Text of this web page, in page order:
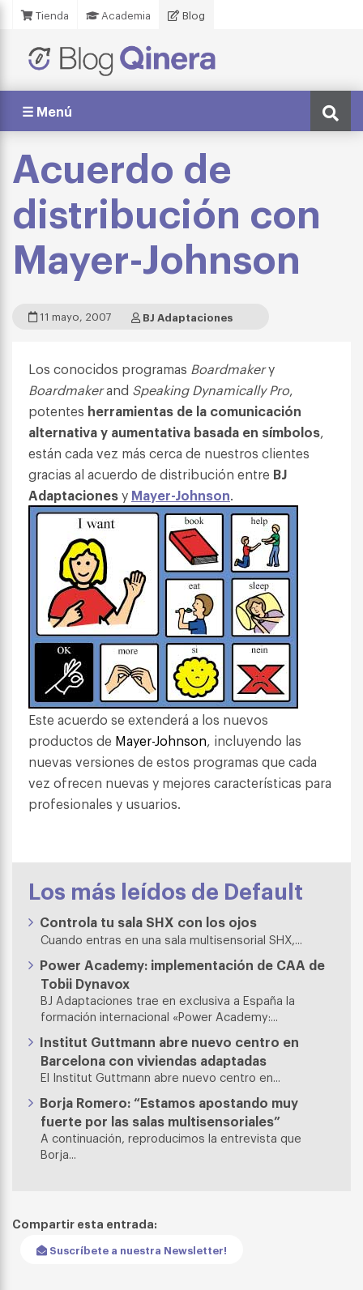
Tienda Academia Blog
☰ Menú
Acuerdo de
distribución con
Mayer-Johnson
11 mayo, 2007 BJ Adaptaciones
Los conocidos programas Boardmakery
Boardmakerand Speaking Dynamically Pro,
potentes herramientas de la comunicación
alternativa y aumentativa basada en símbolos,
están cada vez más cerca de nuestros clientes
gracias al acuerdo de distribución entre BJ
Adaptacionesy Mayer-Johnson.
Este acuerdo se extenderá a los nuevos
productos de Mayer-Johnson, incluyendo las
nuevas versiones de estos programas que cada
vez ofrecen nuevas y mejores características para
profesionales y usuarios.
Los más leídos de Default
Controla tu sala SHX con los ojos
Cuando entras en una sala multisensorial SHX,...
Power Academy: implementación de CAA de
Tobii Dynavox
BJ Adaptaciones trae en exclusiva a España la
formación internacional «Power Academy:...
Institut Guttmann abre nuevo centro en
Barcelona con viviendas adaptadas
El Institut Guttmann abre nuevo centro en...
Borja Romero: “Estamos apostando muy
fuerte por las salas multisensoriales”
A continuación, reproducimos la entrevista que
Borja...
Compartir esta entrada:
Suscríbete a nuestra Newsletter!